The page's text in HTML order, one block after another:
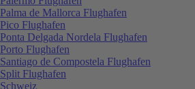
Palma de Mallorca Flughafen
Pico Flughafen
Ponta Delgada Nordela Flughafen
Porto Flughafen
Santiago de Compostela Flughafen
Split Flughafen
Schweiz